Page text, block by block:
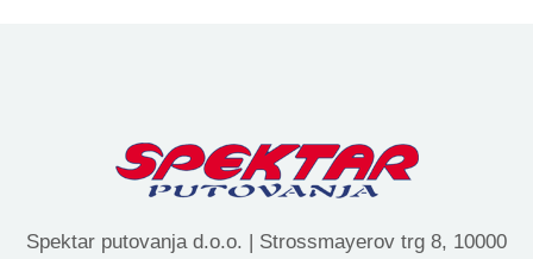
Spektar putovanja d.o.o. | Strossmayerov trg 8, 10000